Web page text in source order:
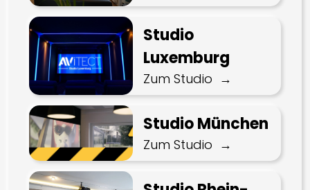
Studio
Luxemburg
Zum Studio
Studio München
Zum Studio